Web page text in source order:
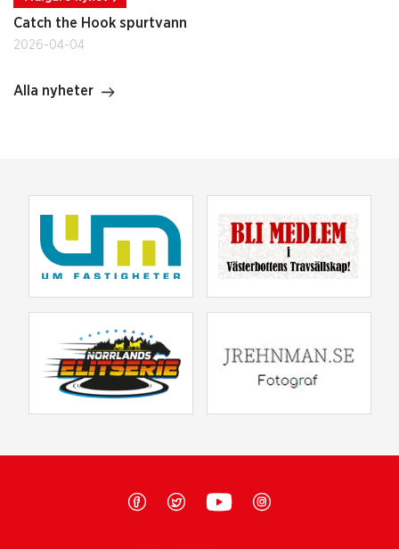
Catch the Hook spurtvann
2026-04-04
Alla nyheter